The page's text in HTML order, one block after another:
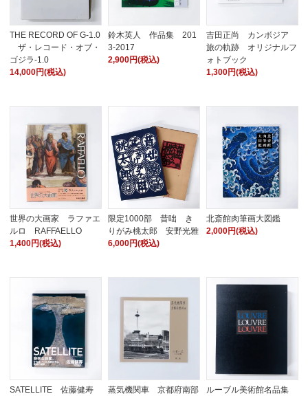
THE RECORD OF G-1.0
ザ・レコード・オブ・
ゴジラ-1.0
14,000円(税込)
鈴木英人 作品集 201
3-2017
2,900円(税込)
吉田正尚 カンボジア
旅の軌跡 オリジナルフ
ォトブック
1,300円(税込)
世界の大画家 ラファエ
ルロ RAFFAELLO
1,400円(税込)
限定1000部 昔咄 き
りがみ桃太郎 安野光雅
6,000円(税込)
北斎館肉筆画大図鑑
2,000円(税込)
SATELLITE 佐藤健寿
蒸気機関車 京都府南部
ルーブル美術館名品集